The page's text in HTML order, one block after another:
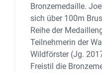
Bronzemedaille.
sich über 100m
Reihe der
Teilnehmerin der
Wildförster (Jg.
Freistil die